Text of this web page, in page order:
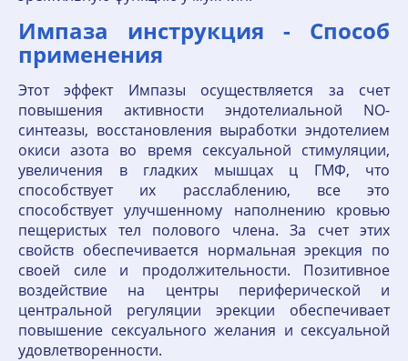
Импаза инструкция - Способ
применения
Этот эффект Импазы осуществляется за счет
повышения активности эндотелиальной NO-
синтеазы, восстановления выработки эндотелием
окиси азота во время сексуальной стимуляции,
увеличения в гладких мышцах ц ГМФ, что
способствует их расслаблению, все это
способствует улучшенному наполнению кровью
пещеристых тел полового члена. За счет этих
свойств обеспечивается нормальная эрекция по
своей силе и продолжительности. Позитивное
воздействие на центры периферической и
центральной регуляции эрекции обеспечивает
повышение сексуального желания и сексуальной
удовлетворенности.